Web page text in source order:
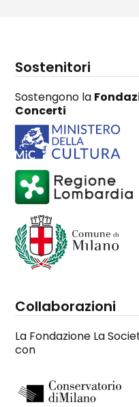
Sostenitori
Sostengono la
Concerti
Collaborazioni
La Fondazione La
con